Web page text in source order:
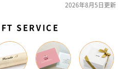
2026年8月5日更新
SERVICE